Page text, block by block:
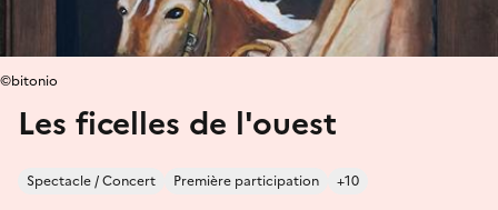
Les ficelles de l'ouest
Spectacle / Concert Première participation +10
©bitonio